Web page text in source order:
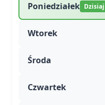
Poniedziałek Dzisiaj
Wtorek
Środa
Czwartek